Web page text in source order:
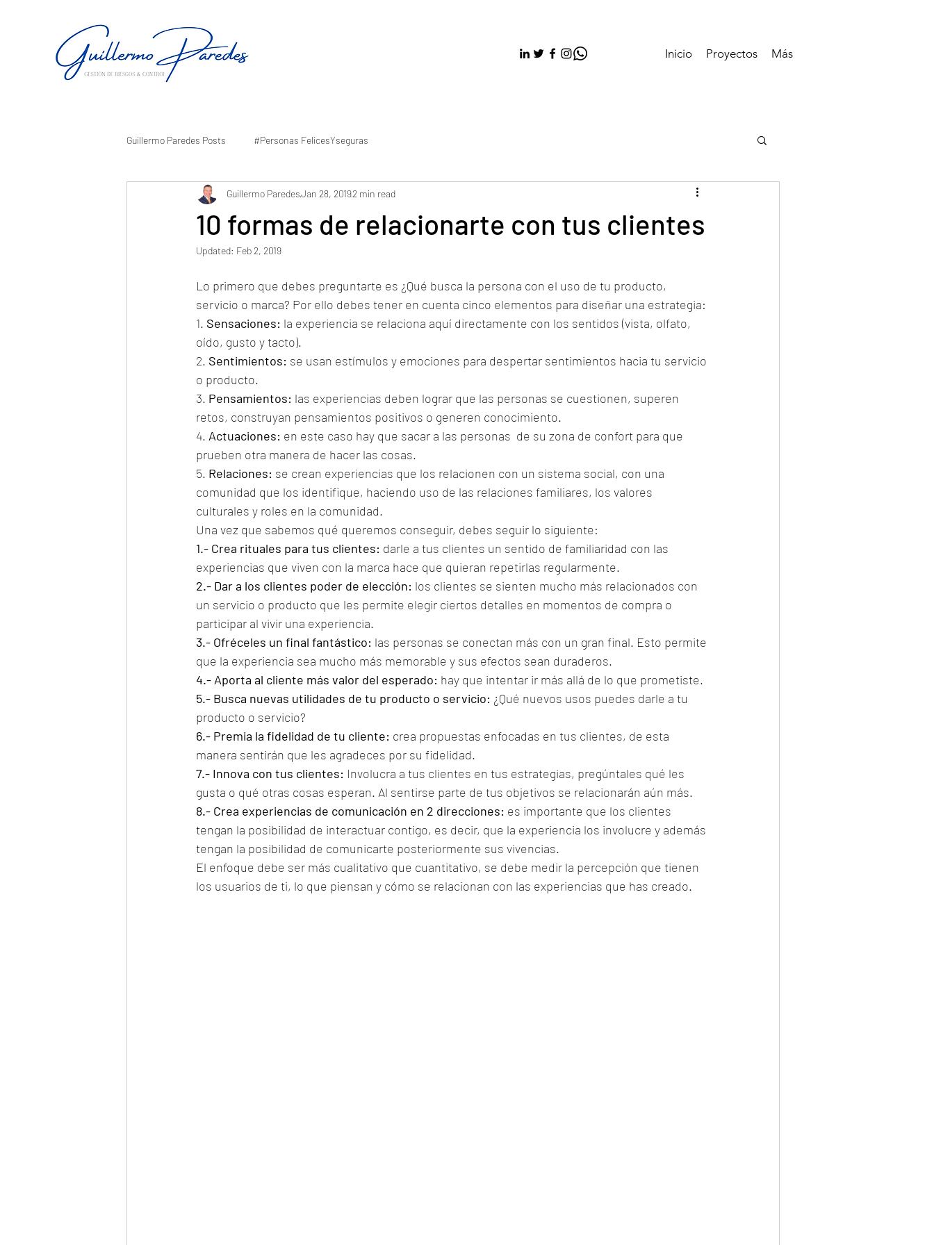
Inicio Proyectos Más
Guillermo Paredes Posts #Personas FelicesYseguras
10 formas de relacionarte con tus clientes
Guillermo ParedesJan 28, 20192 min read
Updated: Feb 2, 2019
Lo primero que debes preguntarte es ¿Qué busca la persona con el uso de tu producto,
servicio o marca? Por ello debes tener en cuenta cinco elementos para diseñar una estrategia:
1. Sensaciones: la experiencia se relaciona aquí directamente con los sentidos (vista, olfato,
oído, gusto y tacto).
2. Sentimientos: se usan estímulos y emociones para despertar sentimientos hacia tu servicio
o producto.
3. Pensamientos: las experiencias deben lograr que las personas se cuestionen, superen
retos, construyan pensamientos positivos o generen conocimiento.
4. Actuaciones: en este caso hay que sacar a las personas  de su zona de confort para que
prueben otra manera de hacer las cosas.
5. Relaciones: se crean experiencias que los relacionen con un sistema social, con una
comunidad que los identifique, haciendo uso de las relaciones familiares, los valores
culturales y roles en la comunidad.
Una vez que sabemos qué queremos conseguir, debes seguir lo siguiente:
1.- Crea rituales para tus clientes: darle a tus clientes un sentido de familiaridad con las
experiencias que viven con la marca hace que quieran repetirlas regularmente.
2.- Dar a los clientes poder de elección: los clientes se sienten mucho más relacionados con
un servicio o producto que les permite elegir ciertos detalles en momentos de compra o
participar al vivir una experiencia.
3.- Ofréceles un final fantástico: las personas se conectan más con un gran final. Esto permite
que la experiencia sea mucho más memorable y sus efectos sean duraderos.
4.- Aporta al cliente más valor del esperado: hay que intentar ir más allá de lo que prometiste.
5.- Busca nuevas utilidades de tu producto o servicio: ¿Qué nuevos usos puedes darle a tu
producto o servicio?
6.- Premia la fidelidad de tu cliente: crea propuestas enfocadas en tus clientes, de esta
manera sentirán que les agradeces por su fidelidad.
7.- Innova con tus clientes: Involucra a tus clientes en tus estrategias, pregúntales qué les
gusta o qué otras cosas esperan. Al sentirse parte de tus objetivos se relacionarán aún más.
8.- Crea experiencias de comunicación en 2 direcciones: es importante que los clientes
tengan la posibilidad de interactuar contigo, es decir, que la experiencia los involucre y además
tengan la posibilidad de comunicarte posteriormente sus vivencias.
El enfoque debe ser más cualitativo que cuantitativo, se debe medir la percepción que tienen
los usuarios de ti, lo que piensan y cómo se relacionan con las experiencias que has creado.